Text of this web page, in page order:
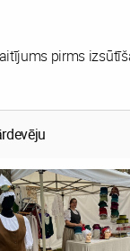
pirms